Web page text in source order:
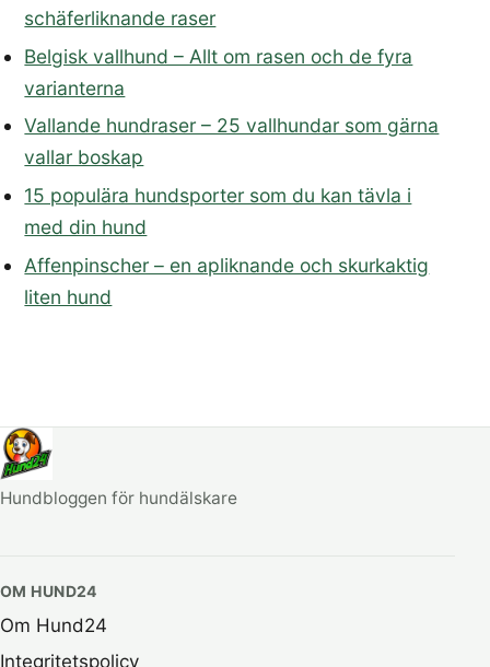
schäferliknande raser
Belgisk vallhund – Allt om rasen och de fyra
varianterna
Vallande hundraser – 25 vallhundar som gärna
vallar boskap
15 populära hundsporter som du kan tävla i
med din hund
Affenpinscher – en apliknande och skurkaktig
liten hund
Hundbloggen för hundälskare
OM HUND24
Om Hund24
Integritetspolicy